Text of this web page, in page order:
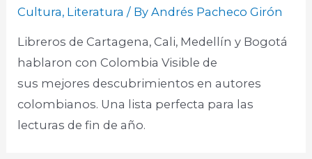
Cultura, Literatura / ByAndrés Pacheco Girón
Libreros de Cartagena, Cali, Medellín y Bogotá
hablaron con Colombia Visible de
sus mejores descubrimientos en autores
colombianos. Una lista perfecta para las
lecturas de fin de año.